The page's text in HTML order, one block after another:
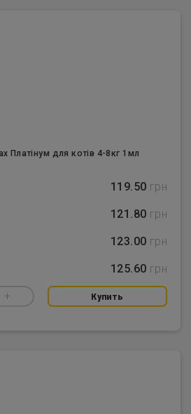
Платінум для котів 4-8кг 1мл
119.50 грн
121.80 грн
123.00 грн
125.60 грн
+ Купить